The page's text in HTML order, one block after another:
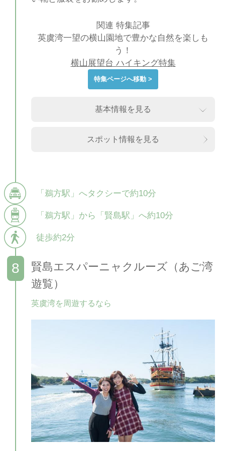
関連 特集記事
英虞湾一望の横山園地で豊かな自然を楽しも
う！
横山展望台 ハイキング特集
特集ページへ移動 >
基本情報を見る
スポット情報を見る
「鵜方駅」へタクシーで約10分
「鵜方駅」から「賢島駅」へ約10分
徒歩約2分
賢島エスパーニャクルーズ（あご湾
遊覧）
英虞湾を周遊するなら